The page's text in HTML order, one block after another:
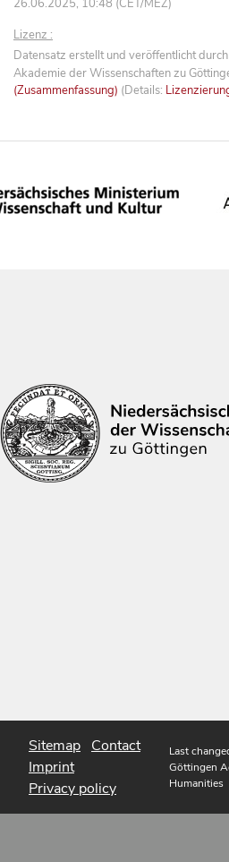
26.06.2025, 10:48 (CET/MEZ)
Lizenz :
Datensatz erstellt und veröffentlicht
Akademie der Wissenschaften zu
(Zusammenfassung) (Details:
Sitemap Contact
Imprint
Privacy policy
Last
Göttingen
Humanities